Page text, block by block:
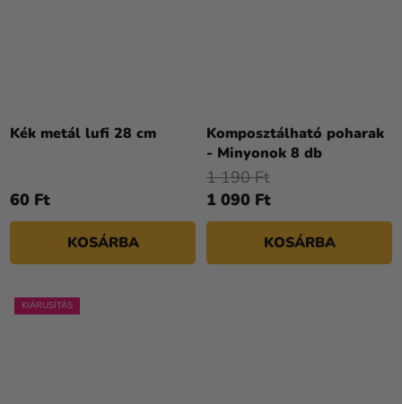
Kék metál lufi 28 cm
60 Ft
KOSÁRBA
Komposztálható poharak
- Minyonok 8 db
1 090 Ft
1 190 Ft
KOSÁRBA
KIÁRUSÍTÁS